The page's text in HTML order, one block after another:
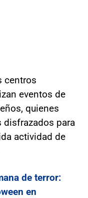
centros
eventos de
quienes
disfrazados para
actividad de
de terror:
en